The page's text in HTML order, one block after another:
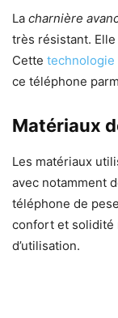
La charnière
très résistant.
Cette technologie
ce téléphone
Matériaux
Les matériaux
avec notamment
téléphone de
confort et solidité
d’utilisation.